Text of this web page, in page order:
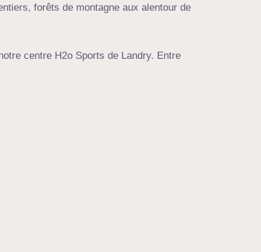
forêts de montagne aux alentour de
centre H2o Sports de Landry. Entre